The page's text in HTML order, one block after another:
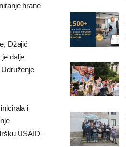
hrane
Džajić
dalje
i
USAID-